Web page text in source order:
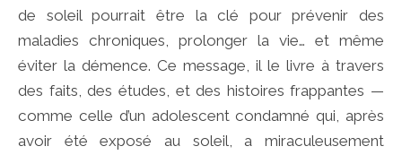
de soleil pourrait être la clé pour prévenir des
maladies chroniques, prolonger la vie… et même
éviter la démence. Ce message, il le livre à travers
des faits, des études, et des histoires frappantes —
comme celle d’un adolescent condamné qui, après
avoir été exposé au soleil, a miraculeusement